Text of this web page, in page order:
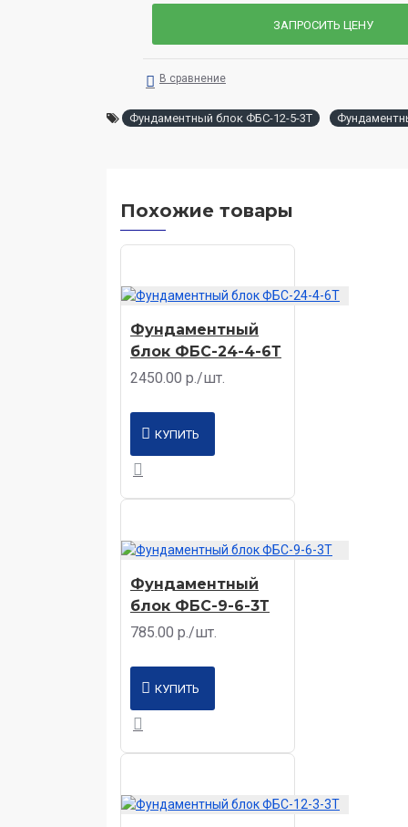
ЗАПРОСИТЬ ЦЕНУ
В сравнение
Фундаментный блок ФБС-12-5-3Т
Похожие товары
Фундаментный
блок ФБС-24-4-6Т
2450.00 р./шт.
КУПИТЬ
Фундаментный
блок ФБС-9-6-3Т
785.00 р./шт.
КУПИТЬ